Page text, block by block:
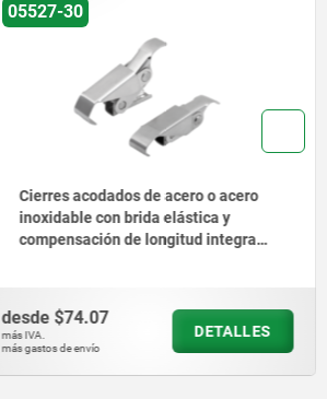
05527-30
Cierres acodados de acero o acero
inoxidable con brida elástica y
compensación de longitud integrada
desde $74.07
más IVA.
más gastos de envío
DETALLES